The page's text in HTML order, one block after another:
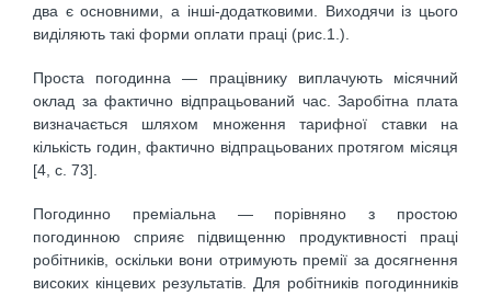
два є основними, а інші-додатковими. Ви­ходячи із цього
виділяють такі форми оплати праці (рис.1.).
Проста погодинна — працівнику виплачують місячний
оклад за фактично відпрацьований час. Заробітна плата
визначається шляхом множення тарифної ставки на
кількість годин, фактично відпрацьованих протя­гом місяця
[4, с. 73].
Погодинно преміальна — порівняно з простою
погодинною сприяє підвищенню продуктивності праці
робітників, оскільки вони отримують премії за досягнення
високих кінцевих результатів. Для робітників погодинників